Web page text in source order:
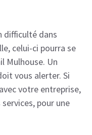
difficulté dans
celui-ci pourra se
Mulhouse. Un
vous alerter. Si
votre entreprise,
pour une